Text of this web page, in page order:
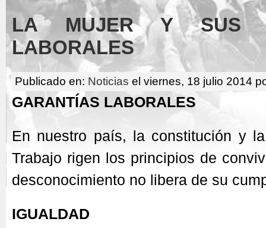
LA MUJER Y SUS
LABORALES
Publicado en: Noticias el viernes, 18 julio 2014
GARANTÍAS LABORALES
En nuestro país, la constitución y
Trabajo rigen los principios de
desconocimiento no libera de su
IGUALDAD